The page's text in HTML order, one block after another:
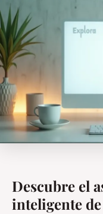
Descubre el
inteligente